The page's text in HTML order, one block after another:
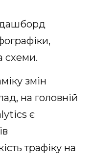
дашборд
схеми.
змін
на головній
є
трафіку на